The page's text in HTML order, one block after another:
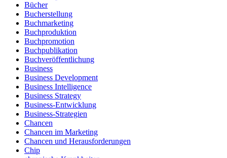
Bücher
Bucherstellung
Buchmarketing
Buchproduktion
Buchpromotion
Buchpublikation
Buchveröffentlichung
Business
Business Development
Business Intelligence
Business Strategy
Business-Entwicklung
Business-Strategien
Chancen
Chancen im Marketing
Chancen und Herausforderungen
Chip